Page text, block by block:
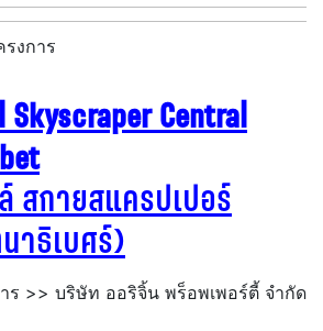
งการ
Central
สกายสแครปเปอร์
าธิเบศร์)
าร >> บริษัท ออริจิ้น พร็อพเพอร์ตี้ จำกัด